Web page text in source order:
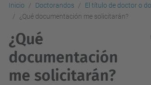
Inicio Doctorandos
El título de doctor o
¿Qué documentación me solicitarán?
¿Qué
documentación
me solicitarán?